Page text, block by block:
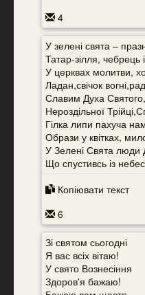
4
У зелені свята –
Татар-зілля, чебрець
У церквах молитви,
Ладан,свічок
Славим Духа
Нероздільної
Гілка липи пахуча
Образи у квітках,
У Зелені Свята люди
Що спустивсь із
Копіювати текст
6
Зі святом сьогодні
Я вас всіх вітаю!
У свято Вознесіння
Здоров'я бажаю!